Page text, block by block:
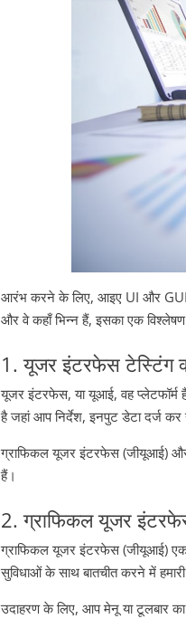
आरंभ करने के लिए, आइए UI और GUI
और वे कहाँ भिन्न हैं, इसका एक
1. यूजर इंटरफेस टेस्टिंग
यूजर इंटरफेस, या यूआई, वह प्लेटफॉर्म
है जहां आप निर्देश, इनपुट डेटा दर्ज
ग्राफिकल यूजर इंटरफेस (जीयूआई)
हैं।
2. ग्राफिकल यूजर
ग्राफिकल यूजर इंटरफेस (जीयूआई) एक
सुविधाओं के साथ बातचीत करने में
उदाहरण के लिए, आप मेनू या टूलबार